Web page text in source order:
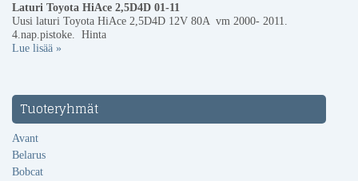
Laturi Toyota HiAce 2,5D4D 01-11
Uusi laturi Toyota HiAce 2,5D4D 12V 80A vm 2000- 2011.
4.nap.pistoke. Hinta
Lue lisää »
Tuoteryhmät
Avant
Belarus
Bobcat